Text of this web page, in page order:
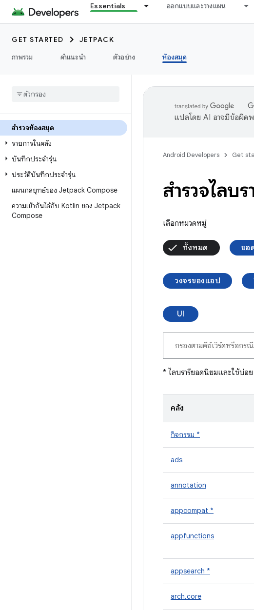
Essentials ออกแบบและวางแผน
GET STARTED
JETPACK
ภาพรวม
คำแนะนำ ตัวอย่าง ห้องสมุด
สำรวจห้องสมุด
รายการในคลัง
บันทึกประจำรุ่น
ประวัติบันทึกประจำรุ่น
แผนกลยุทธ์ของ Jetpack Compose
ความเข้ากันได้กับ Kotlin ของ Jetpack
Compose
แปลโดย AI อาจมีข้อผิดพ
Android Developers Get
สำรวจไลบ
เลือกหมวดหมู่
ทั้งหมด ยอ
วงจรของแอป
UI
* ไลบรารียอดนิยมและใช้บ่อย
คลัง
กิจกรรม *
ads
annotation
appcompat *
appfunctions
appsearch *
arch.core